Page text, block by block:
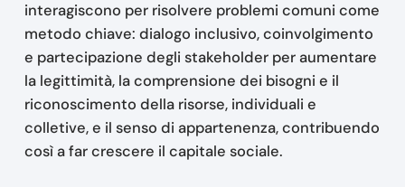
interagiscono per risolvere problemi comuni come
metodo chiave: dialogo inclusivo, coinvolgimento
e partecipazione degli stakeholder per aumentare
la legittimità, la comprensione dei bisogni e il
riconoscimento della risorse, individuali e
colletive, e il senso di appartenenza, contribuendo
così a far crescere il capitale sociale.